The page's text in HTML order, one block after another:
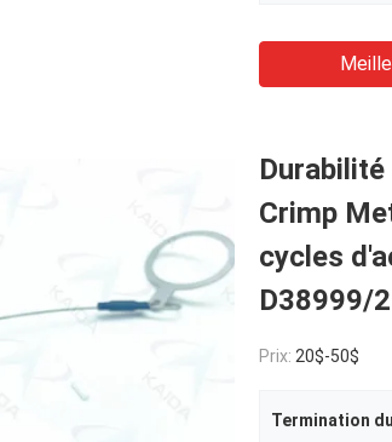
Crimp
cycles
D38999/
Prix: 20$-50$